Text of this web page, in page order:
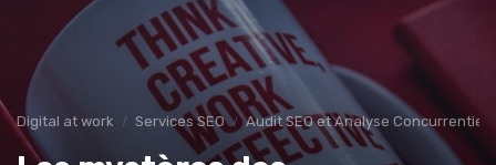
Digital at work Services SEO Audit SEO et Analyse